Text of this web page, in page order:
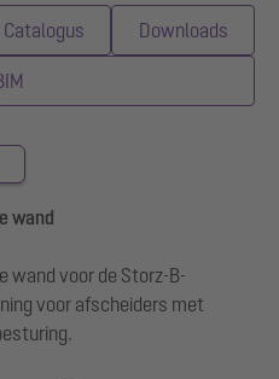
Catalogus Downloads
wand
wand voor de Storz-B-
voor afscheiders met